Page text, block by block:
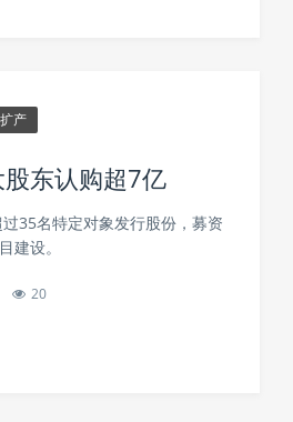
扩产
东认购超7亿
35名特定对象发行股份，募资
建设。
20